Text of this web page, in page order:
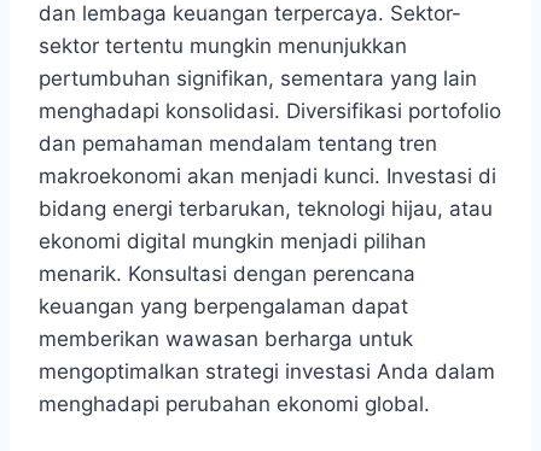
dan lembaga keuangan terpercaya. Sektor-
sektor tertentu mungkin menunjukkan
pertumbuhan signifikan, sementara yang lain
menghadapi konsolidasi. Diversifikasi portofolio
dan pemahaman mendalam tentang tren
makroekonomi akan menjadi kunci. Investasi di
bidang energi terbarukan, teknologi hijau, atau
ekonomi digital mungkin menjadi pilihan
menarik. Konsultasi dengan perencana
keuangan yang berpengalaman dapat
memberikan wawasan berharga untuk
mengoptimalkan strategi investasi Anda dalam
menghadapi perubahan ekonomi global.